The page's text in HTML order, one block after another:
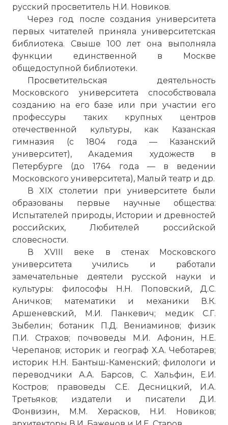
русский просветитель Н.И. Новиков.
Через год после создания университета
первых читателей приняла университетская
библиотека. Свыше 100 лет она выполняла
функции единственной в Москве
общедоступной библиотеки.
Просветительская деятельность
Московского университета способствовала
созданию на его базе или при участии его
профессуры таких крупных центров
отечественной культуры, как Казанская
гимназия (с 1804 года — Казанский
университет), Академия художеств в
Петербурге (до 1764 года — в ведении
Московского университета), Малый театр и др.
В XIX столетии при университете были
образованы первые научные общества:
Испытателей природы, Истории и древностей
российских, Любителей российской
словесности.
В XVIII веке в стенах Московского
университета учились и работали
замечательные деятели русской науки и
культуры: философы Н.Н. Поповский, Д.С.
Аничков; математики и механики В.К.
Аршеневский, М.И. Панкевич; медик С.Г.
Зыбелин; ботаник П.Д. Вениаминов; физик
П.И. Страхов; почвоведы М.И. Афонин, Н.Е.
Черепанов; историк и географ Х.А. Чеботарев;
историк Н.Н. Бантыш-Каменский; филологи и
переводчики А.А. Барсов, С. Хальфин, Е.И.
Костров; правоведы С.Е. Десницкий, И.А.
Третьяков; издатели и писатели Д.И.
Фонвизин, М.М. Херасков, Н.И. Новиков;